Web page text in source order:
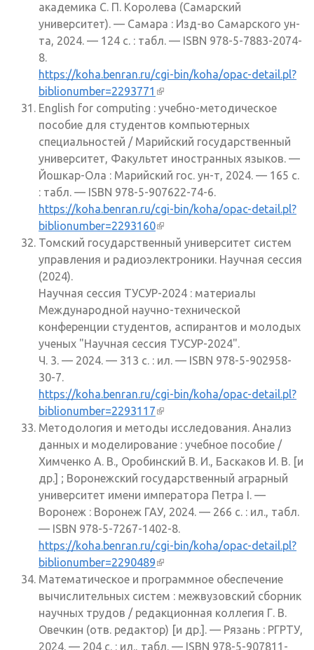
академика С. П. Королева (Самарский
университет). — Самара : Изд-во Самарского ун-
та, 2024. — 124 с. : табл. — ISBN 978-5-7883-2074-
8.
https://koha.benran.ru/cgi-bin/koha/opac-detail.pl?
biblionumber=2293771 (внешняя ссылка)
English for computing : учебно-методическое
пособие для студентов компьютерных
специальностей / Марийский государственный
университет, Факультет иностранных языков. —
Йошкар-Ола : Марийский гос. ун-т, 2024. — 165 с.
: табл. — ISBN 978-5-907622-74-6.
https://koha.benran.ru/cgi-bin/koha/opac-detail.pl?
biblionumber=2293160(внешняя ссылка)
Томский государственный университет систем
управления и радиоэлектроники. Научная сессия
(2024).
Научная сессия ТУСУР-2024 : материалы
Международной научно-технической
конференции студентов, аспирантов и молодых
ученых "Научная сессия ТУСУР-2024".
Ч. 3. — 2024. — 313 с. : ил. — ISBN 978-5-902958-
30-7.
https://koha.benran.ru/cgi-bin/koha/opac-detail.pl?
biblionumber=2293117(внешняя ссылка)
Методология и методы исследования. Анализ
данных и моделирование : учебное пособие /
Химченко А. В., Оробинский В. И., Баскаков И. В. [и
др.] ; Воронежский государственный аграрный
университет имени императора Петра I. —
Воронеж : Воронеж ГАУ, 2024. — 266 с. : ил., табл.
— ISBN 978-5-7267-1402-8.
https://koha.benran.ru/cgi-bin/koha/opac-detail.pl?
biblionumber=2290489(внешняя ссылка)
Математическое и программное обеспечение
вычислительных систем : межвузовский сборник
научных трудов / редакционная коллегия Г. В.
Овечкин (отв. редактор) [и др.]. — Рязань : РГРТУ,
2024. — 204 с. : ил., табл. — ISBN 978-5-907811-